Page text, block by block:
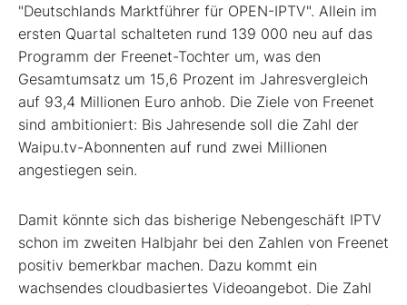
"Deutschlands Marktführer für OPEN-IPTV". Allein im
ersten Quartal schalteten rund 139 000 neu auf das
Programm der Freenet-Tochter um, was den
Gesamtumsatz um 15,6 Prozent im Jahresvergleich
auf 93,4 Millionen Euro anhob. Die Ziele von Freenet
sind ambitioniert: Bis Jahresende soll die Zahl der
Waipu.tv-Abonnenten auf rund zwei Millionen
angestiegen sein.
Damit könnte sich das bisherige Nebengeschäft IPTV
schon im zweiten Halbjahr bei den Zahlen von Freenet
positiv bemerkbar machen. Dazu kommt ein
wachsendes cloudbasiertes Videoangebot. Die Zahl